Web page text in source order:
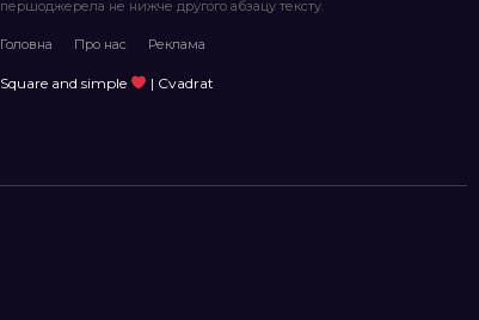
першоджерела не нижче другого абзацу тексту.
Головна Про нас Реклама
Square and simple | Cvadrat